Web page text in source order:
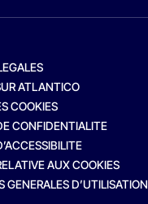
ATLANTICO
COOKIES
CONFIDENTIALITE
AUX COOKIES
GENERALES D’UTILISATION